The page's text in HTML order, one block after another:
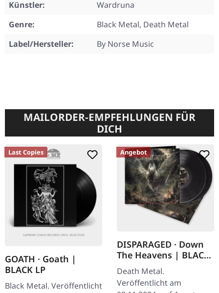
Künstler:
Wardruna
Genre:
Black Metal, Death Metal
Label/Hersteller:
By Norse Music
MAILORDER-EMPFEHLUNGEN FÜR
DICH
Last Copies
GOATH · Goath |
BLACK LP
Black Metal. Veröffentlicht
Angebot
DISPARAGED · Down
The Heavens | BLACK
2LP
Death Metal.
Veröffentlicht am